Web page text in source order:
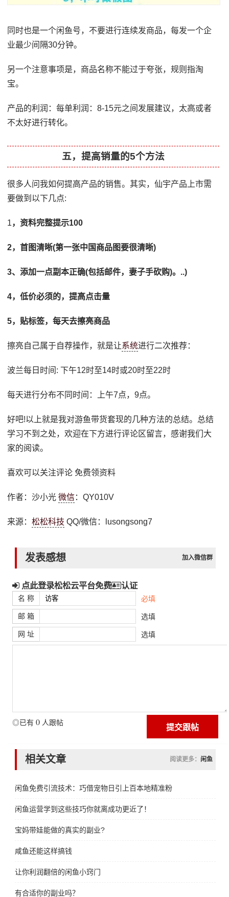
同时也是一个闲鱼号，不要进行连续发商品，每发一个企
业最少间隔30分钟。
另一个注意事项是，商品名称不能过于夸张，规则指淘
宝。
产品的利润：每单利润：8-15元之间发展建议，太高或者
不太好进行转化。
五，提高销量的5个方法
很多人问我如何提高产品的销售。其实，仙宇产品上市需
要做到以下几点:
1，资料完整提示100
2，首图清晰(第一张中国商品图要很清晰)
3、添加一点副本正确(包括邮件，妻子手砍购)。..)
4，低价必须的，提高点击量
5，贴标签，每天去擦亮商品
擦亮自己属于自荐操作，就是让系统进行二次推荐：
波兰每日时间: 下午12时至14时或20时至22时
每天进行分布不同时间：上午7点，9点。
好吧!以上就是我对游鱼带货套现的几种方法的总结。总结
学习不到之处，欢迎在下方进行评论区留言，感谢我们大
家的阅读。
喜欢可以关注评论 免费领资料
作者：沙小光微信：QY010V
来源：松松科技 QQ/微信：lusongsong7
发表感想 加入微信群
点此登录松松云平台免费 认证
名 称 必填
邮 箱 选填
网 址 选填
◎已有 0 人跟帖
相关文章 阅读更多： 闲鱼
闲鱼免费引流技术：巧借宠物日引上百本地精准粉
闲鱼运营学到这些技巧你就离成功更近了！
宝妈带娃能做的真实的副业?
咸鱼还能这样搞钱
让你利润翻倍的闲鱼小窍门
有合适你的副业吗？